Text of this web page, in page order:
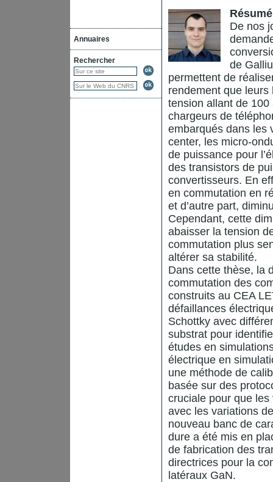
Annuaires
Rechercher
Résumé
De nos
de
permettent de
rendement que
tension allant de
chargeurs de
embarqués dans les
center, les micro-
de puissance pour
des transistors de
convertisseurs. En
en commutation en
et d’autre part,
Cependant, cette
abaisser la tension
commutation plus
altérer sa stabilité.
Dans cette thèse, la
commutation des
construits au CEA
défaillances
Schottky avec
substrat pour
études en
électrique en
une méthode de
basée sur des
cruciale pour que
avec les variations
nouveau banc de
dure a été mis en
de fabrication des
directrices pour la
latéraux GaN.